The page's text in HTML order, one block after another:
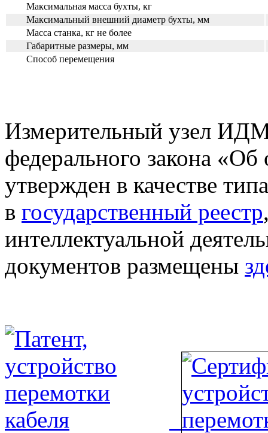
Максимальная масса бухты, кг
Максимальный внешний диаметр бухты, мм
Масса станка, кг не более
Габаритные размеры, мм
Способ перемещения
Измерительный узел
федерального закона «Об
утвержден в качестве
в государственный реестр
интеллектуальной
документов размещены